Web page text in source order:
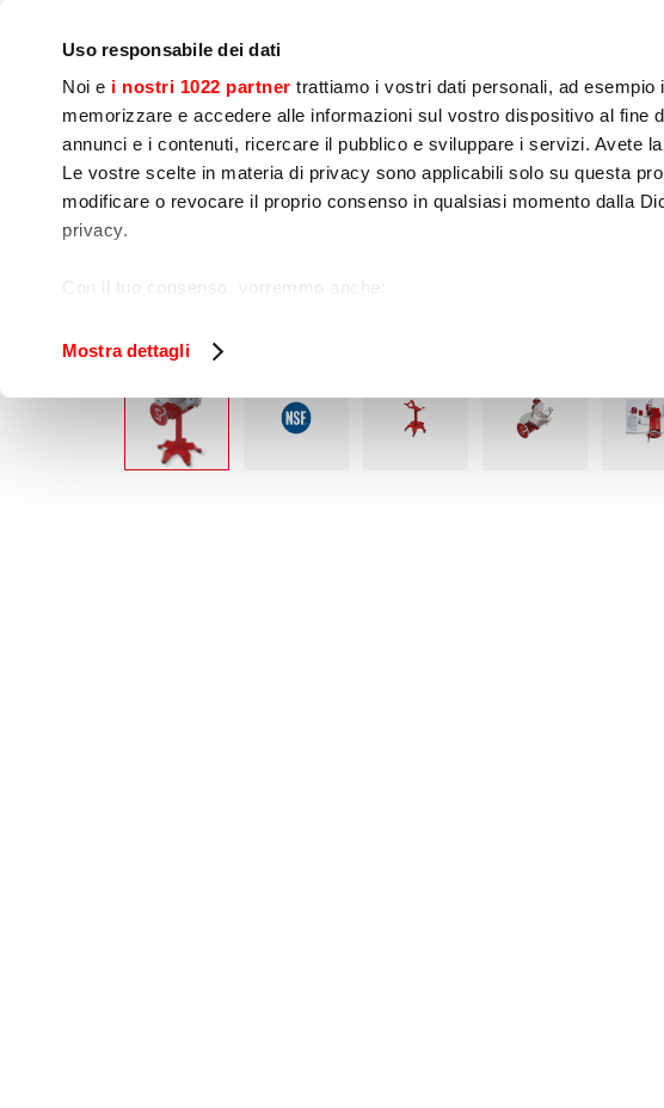
Uso responsabile dei dati
Noi e i nostri 1022 partner trattiamo i vostri dati personali, ad
memorizzare e accedere alle informazioni sul vostro dispositivo al fine
annunci e i contenuti, ricercare il pubblico e sviluppare i servizi. Avete
Le vostre scelte in materia di privacy sono applicabili solo su questa
modificare o revocare il proprio consenso in qualsiasi momento dalla
privacy.
Con il tuo consenso, vorremmo anche:
Identificare il tuo dispositivo, scansionandolo attivamente alla
tuo consenso in qualsiasi momento dalla Dichiarazione sui cookie.
Utilizziamo i cookie per garantire che l’utente possa usufruire del
funzionalità dei social media e per analizzare il nostro traffico.
Mostra dettagli
Cocinado
Preparación de
Alimentos
Envasado